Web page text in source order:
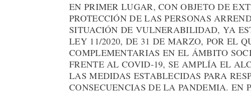
EN PRIMER LUGAR, CON OBJETO DE
PROTECCIÓN DE LAS PERSONAS
SITUACIÓN DE VULNERABILIDAD, YA
LEY 11/2020, DE 31 DE MARZO, POR EL
COMPLEMENTARIAS EN EL ÁMBITO
FRENTE AL COVID-19, SE AMPLÍA EL
LAS MEDIDAS ESTABLECIDAS PARA
CONSECUENCIAS DE LA PANDEMIA. EN